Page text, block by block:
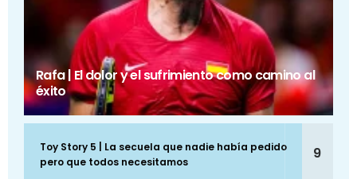
Rafa | El dolor y el sufrimiento como camino al
éxito
Toy Story 5 | La secuela que nadie había pedido
pero que todos necesitamos
9